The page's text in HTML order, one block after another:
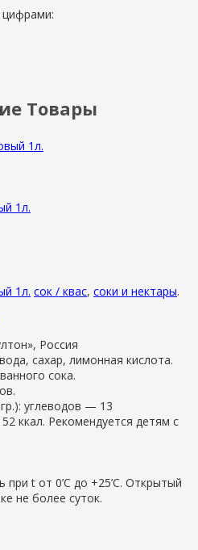
Товары
1л.
1л. сок / квас, соки и нектары.
Россия
сахар, лимонная кислота.
сока.
углеводов — 13
ккал. Рекомендуется детям с
при t от 0’C до +25’C. Открытый
не более суток.